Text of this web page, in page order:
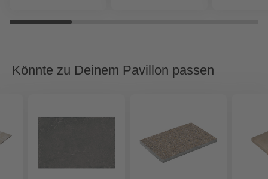
Könnte zu Deinem Pavillon passen